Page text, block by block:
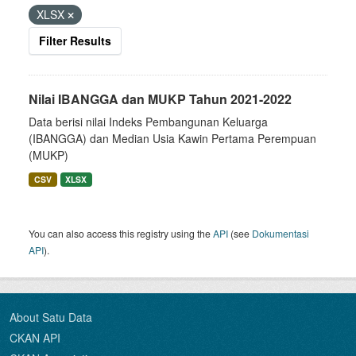
XLSX
Filter Results
Nilai IBANGGA dan MUKP Tahun 2021-2022
Data berisi nilai Indeks Pembangunan Keluarga
(IBANGGA) dan Median Usia Kawin Pertama Perempuan
(MUKP)
CSV XLSX
You can also access this registry using theAPI (see Dokumentasi
API).
About Satu Data
CKAN API